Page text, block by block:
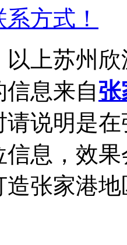
方式！
以上苏州
息来自张
请说明是
信息，效
造张家港